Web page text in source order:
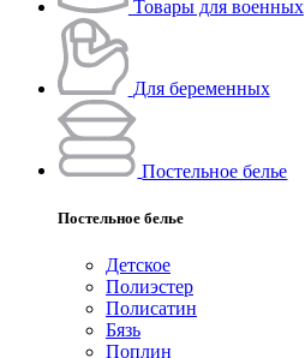
Товары для военных
Для беременных
Постельное белье
Постельное белье
Детское
Полиэстeр
Полисатин
Бязь
Поплин